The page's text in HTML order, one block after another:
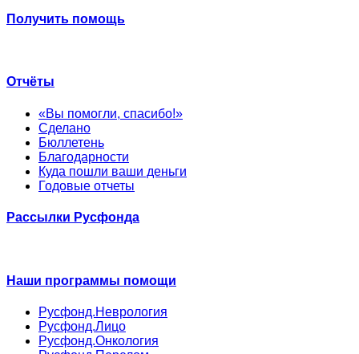
Получить помощь
Отчёты
«Вы помогли, спасибо!»
Сделано
Бюллетень
Благодарности
Куда пошли ваши деньги
Годовые отчеты
Рассылки Русфонда
Наши программы помощи
Русфонд.Неврология
Русфонд.Лицо
Русфонд.Онкология